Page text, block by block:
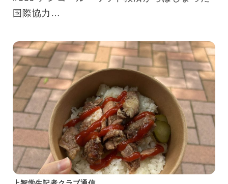
国際協力
育研究拠点「アジア人材養成研究センター」